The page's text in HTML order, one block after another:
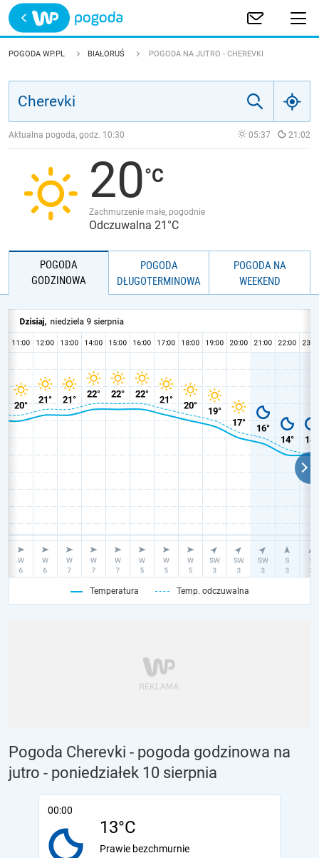
Trwa ładowanie
POLSKA
JAKOŚĆ POWIETRZA
POGODA WP.PL BIAŁORUŚ POGODA NA JUTRO - CHEREVKI
Aktualna pogoda, godz. 10:30 05:37 21:02
20
Zachmurzenie małe, pogodnie
Odczuwalna 21°C
POGODA
GODZINOWA
POGODA
DŁUGOTERMINOWA
POGODA NA
WEEKEND
Temperatura Temp. odczuwalna
Pogoda Cherevki - pogoda godzinowa na
jutro - poniedziałek 10 sierpnia
00:00
13°C
Prawie bezchmurnie